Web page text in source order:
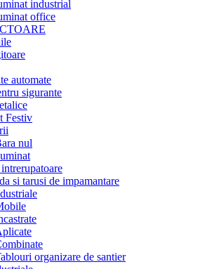
industrial
office
automate
sigurante
Festiv
nul
si tarusi de impamantare
organizare de santier